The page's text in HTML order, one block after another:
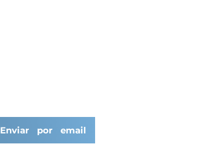
Enviar por email